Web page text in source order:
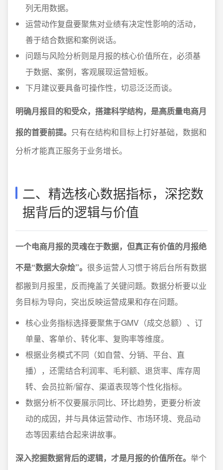
列无用数据。
运营动作复盘要聚焦对业绩有决定性影响的活动，
善于结合数据和案例说话。
问题与风险分析则是月报的核心价值所在，必须基
于数据、案例，客观展现运营短板。
下月建议要具备可操作性，切忌泛泛而谈。
明确月报目的和受众，搭建科学结构，是高质量电商月
报的首要前提。 只有在结构和目标上打好基础，数据和
分析才能真正服务于业务增长。
二、精选核心数据指标，深挖数
据背后的逻辑与价值
一个电商月报的灵魂在于数据，但真正有价值的月报绝
不是“数据大杂烩”。 很多运营人习惯于将后台所有数据
都搬到月报里，反而掩盖了关键问题。数据分析要以业
务目标为导向，突出反映运营成果和存在问题。
核心业务指标选择要聚焦于GMV（成交总额）、订
单量、客单价、转化率、复购率等维度。
根据业务模式不同（如自营、分销、平台、直
播），还需结合利润率、毛利额、退货率、库存周
转、会员拉新/留存、渠道表现等个性化指标。
数据分析不仅要展示同比、环比趋势，更要分析波
动的成因，并与具体运营动作、市场环境、竞品动
态等因素结合起来讲故事。
深入挖掘数据背后的逻辑，才是月报的价值所在。 举个